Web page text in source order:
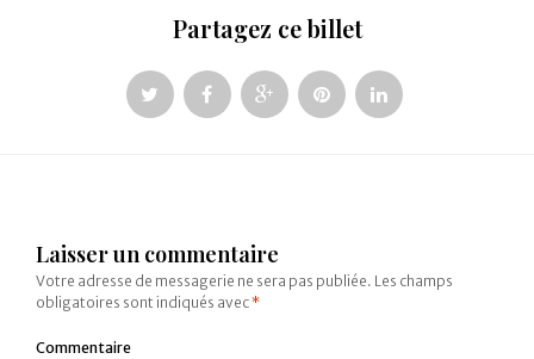
Partagez ce billet
Laisser un commentaire
Votre adresse de messagerie ne sera pas publiée. Les champs
obligatoires sont indiqués avec*
Commentaire